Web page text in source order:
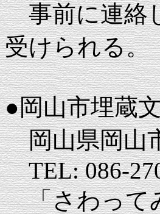
事前に連絡
受けられる。
●岡山市埋蔵
岡山県岡山
TEL: 086-
「さわって